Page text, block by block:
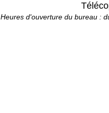
Heures d'ouverture du bureau :